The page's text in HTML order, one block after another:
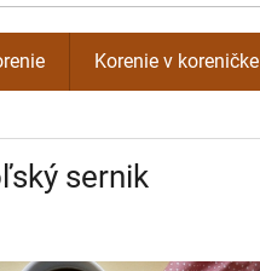
Korenie v koreničke
sernik